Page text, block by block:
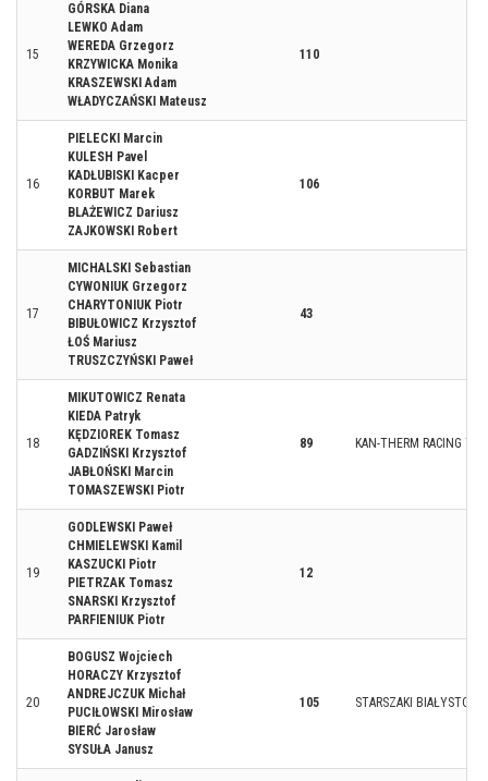
15
GÓRSKA Diana
LEWKO Adam
WEREDA Grzegorz
KRZYWICKA Monika
KRASZEWSKI Adam
WŁADYCZAŃSKI Mateusz
110
16
PIELECKI Marcin
KULESH Pavel
KADŁUBISKI Kacper
KORBUT Marek
BLAŻEWICZ Dariusz
ZAJKOWSKI Robert
106
17
MICHALSKI Sebastian
CYWONIUK Grzegorz
CHARYTONIUK Piotr
BIBUŁOWICZ Krzysztof
ŁOŚ Mariusz
TRUSZCZYŃSKI Paweł
43
18
MIKUTOWICZ Renata
KIEDA Patryk
KĘDZIOREK Tomasz
GADZIŃSKI Krzysztof
JABŁOŃSKI Marcin
TOMASZEWSKI Piotr
89 KAN-THERM RACING
19
GODLEWSKI Paweł
CHMIELEWSKI Kamil
KASZUCKI Piotr
PIETRZAK Tomasz
SNARSKI Krzysztof
PARFIENIUK Piotr
12
20
BOGUSZ Wojciech
HORACZY Krzysztof
ANDREJCZUK Michał
PUCIŁOWSKI Mirosław
BIERĆ Jarosław
SYSUŁA Janusz
105 STARSZAKI BIAŁYSTOK